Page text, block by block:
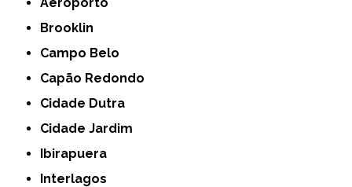
Brooklin
Campo Belo
Capão Redondo
Cidade Dutra
Cidade Jardim
Ibirapuera
Interlagos